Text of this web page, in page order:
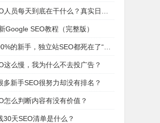
员每天到底在干什么？真实日常工作！
Google SEO教程（完整版）
的新手，独立站SEO都死在了“建站期”？
这么慢，我为什么不去投广告？
多新手SEO很努力却没有排名？
怎么判断内容有没有价值？
30天SEO清单是什么？